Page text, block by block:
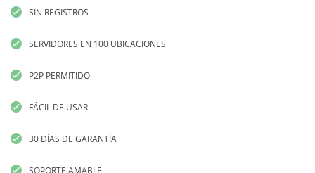
SIN REGISTROS
SERVIDORES EN 100 UBICACIONES
P2P PERMITIDO
FÁCIL DE USAR
30 DÍAS DE GARANTÍA